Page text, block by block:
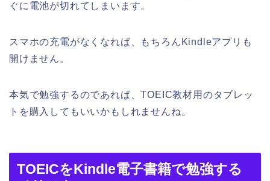
ぐに電池が切れてしまいます。
スマホの充電がなくなれば、もちろんKindleアプリも
開けません。
本気で勉強するのであれば、TOEIC教材用のタブレッ
トを購入してもいいかもしれませんね。
TOEICをKindle電子書籍で勉強する